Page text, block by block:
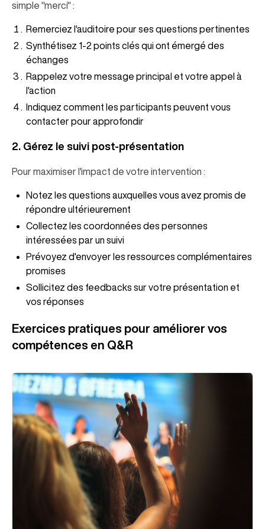
simple "merci" :
Remerciez l'auditoire pour ses questions pertinentes
Synthétisez 1-2 points clés qui ont émergé des
échanges
Rappelez votre message principal et votre appel à
l'action
Indiquez comment les participants peuvent vous
contacter pour approfondir
2. Gérez le suivi post-présentation
Pour maximiser l'impact de votre intervention :
Notez les questions auxquelles vous avez promis de
répondre ultérieurement
Collectez les coordonnées des personnes
intéressées par un suivi
Prévoyez d'envoyer les ressources complémentaires
promises
Sollicitez des feedbacks sur votre présentation et
vos réponses
Exercices pratiques pour améliorer vos
compétences en Q&R